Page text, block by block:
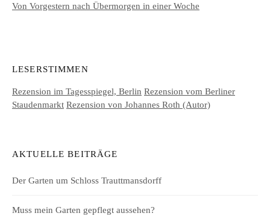
Von Vorgestern nach Übermorgen in einer Woche
LESERSTIMMEN
Rezension im Tagesspiegel, Berlin Rezension vom Berliner
Staudenmarkt Rezension von Johannes Roth (Autor)
AKTUELLE BEITRÄGE
Der Garten um Schloss Trauttmansdorff
Muss mein Garten gepflegt aussehen?